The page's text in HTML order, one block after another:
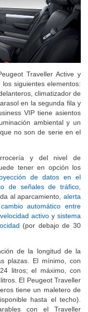
Traveller Active y
siguientes elementos:
climatizador de
en la segunda fila y
VIP tiene asientos
ambiental y un
no son de serie en el
y del nivel de
tener en opción los
de datos en el
de señales de tráfico,
al aparcamiento,
alerta
cambio automático entre
activoysistema
de la longitud de la
plazas. El mínimo, con
litros; el máximo, con
El Peugeot Traveller
tiene un maletero de
hasta el techo).